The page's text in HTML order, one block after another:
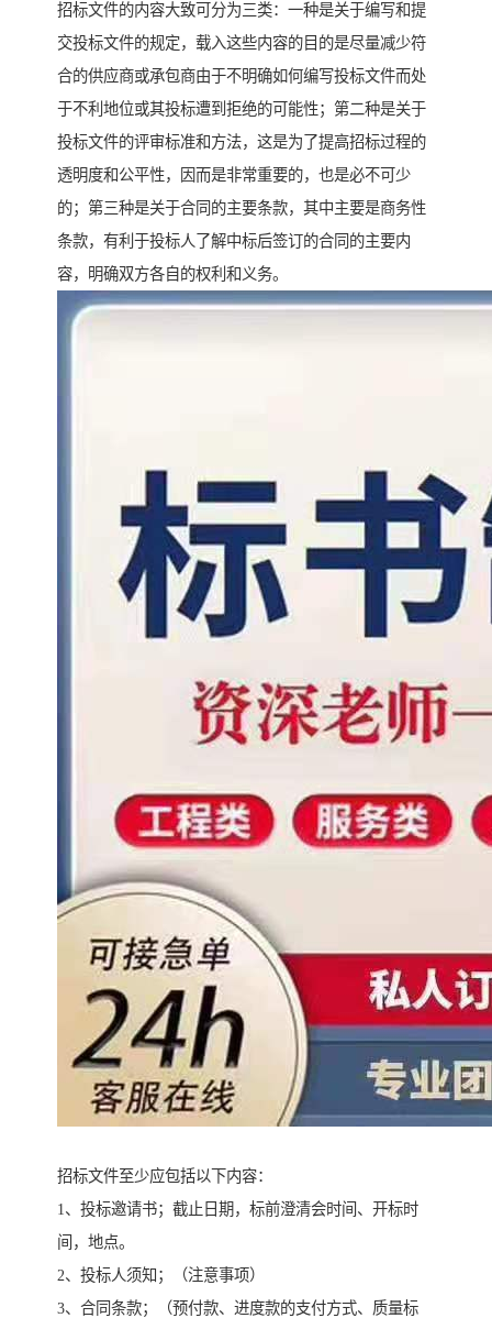
招标文件的内容大致可分为三类：一种是关于编写和提
交投标文件的规定，载入这些内容的目的是尽量减少符
合的供应商或承包商由于不明确如何编写投标文件而处
于不利地位或其投标遭到拒绝的可能性；第二种是关于
投标文件的评审标准和方法，这是为了提高招标过程的
透明度和公平性，因而是非常重要的，也是必不可少
的；第三种是关于合同的主要条款，其中主要是商务性
条款，有利于投标人了解中标后签订的合同的主要内
容，明确双方各自的权利和义务。
招标文件至少应包括以下内容：
1、投标邀请书；截止日期，标前澄清会时间、开标时
间，地点。
2、投标人须知；（注意事项）
3、合同条款；（预付款、进度款的支付方式、质量标